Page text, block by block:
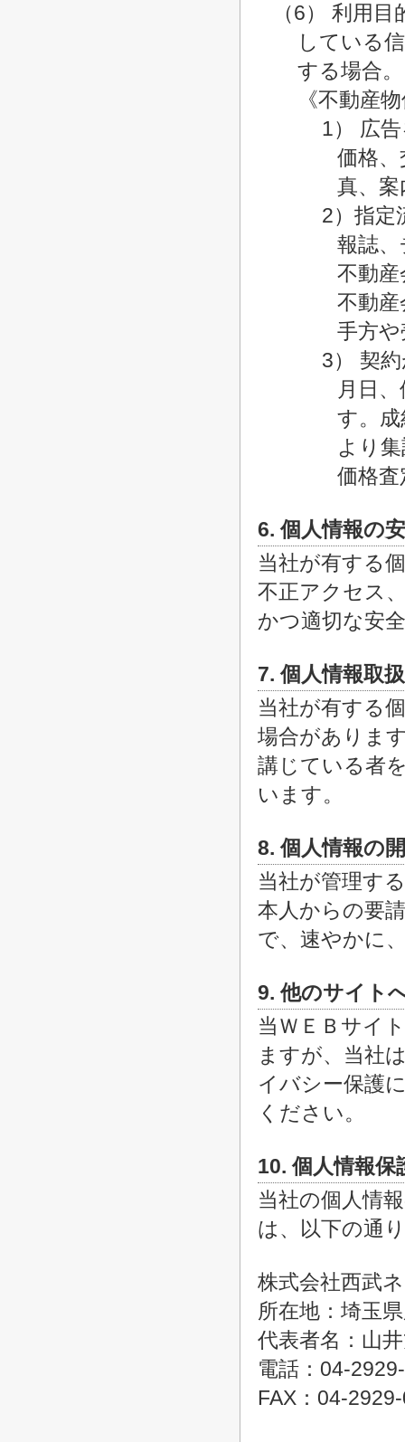
（6） 利用
している
する場合。
《不動産
1） 広
価格
真、
2）指定
報誌
不動
不動
手方
3） 契
月日
す。
より
価格
6. 個人情報の
当社が有する
不正アクセス
かつ適切な安
7. 個人情報取
当社が有する
場合がありま
講じている者
います。
8. 個人情報の
当社が管理す
本人からの要
で、速やかに
9. 他のサイト
当ＷＥＢサイ
ますが、当社
イバシー保護
ください。
10. 個人情報
当社の個人情
は、以下の通
株式会社西武
所在地：埼玉
代表者名：山
電話：04-
FAX：04-